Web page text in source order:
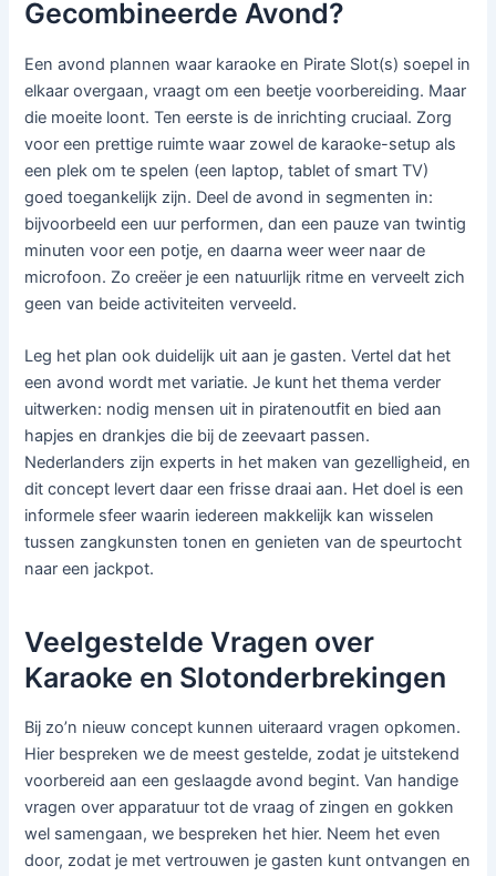
Gecombineerde Avond?
Een avond plannen waar karaoke en Pirate Slot(s) soepel in
elkaar overgaan, vraagt om een beetje voorbereiding. Maar
die moeite loont. Ten eerste is de inrichting cruciaal. Zorg
voor een prettige ruimte waar zowel de karaoke-setup als
een plek om te spelen (een laptop, tablet of smart TV)
goed toegankelijk zijn. Deel de avond in segmenten in:
bijvoorbeeld een uur performen, dan een pauze van twintig
minuten voor een potje, en daarna weer weer naar de
microfoon. Zo creëer je een natuurlijk ritme en verveelt zich
geen van beide activiteiten verveeld.
Leg het plan ook duidelijk uit aan je gasten. Vertel dat het
een avond wordt met variatie. Je kunt het thema verder
uitwerken: nodig mensen uit in piratenoutfit en bied aan
hapjes en drankjes die bij de zeevaart passen.
Nederlanders zijn experts in het maken van gezelligheid, en
dit concept levert daar een frisse draai aan. Het doel is een
informele sfeer waarin iedereen makkelijk kan wisselen
tussen zangkunsten tonen en genieten van de speurtocht
naar een jackpot.
Veelgestelde Vragen over
Karaoke en Slotonderbrekingen
Bij zo’n nieuw concept kunnen uiteraard vragen opkomen.
Hier bespreken we de meest gestelde, zodat je uitstekend
voorbereid aan een geslaagde avond begint. Van handige
vragen over apparatuur tot de vraag of zingen en gokken
wel samengaan, we bespreken het hier. Neem het even
door, zodat je met vertrouwen je gasten kunt ontvangen en